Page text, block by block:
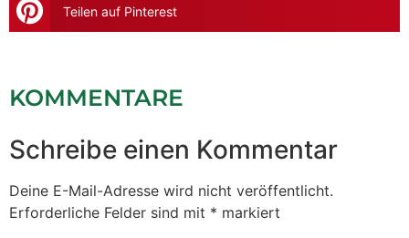
Teilen auf Pinterest
KOMMENTARE
Schreibe einen Kommentar
Deine E-Mail-Adresse wird nicht veröffentlicht.
Erforderliche Felder sind mit * markiert